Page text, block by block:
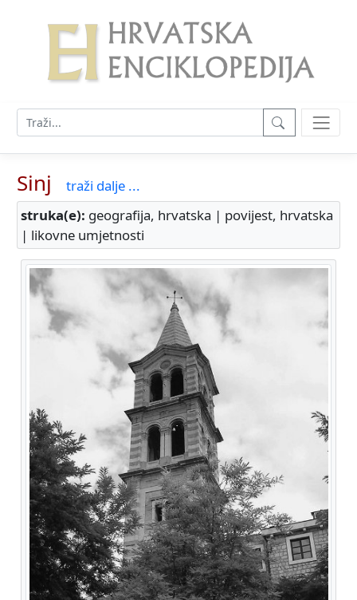
Sinj
traži dalje ...
struka(e): geografija, hrvatska | povijest, hrvatska
| likovne umjetnosti